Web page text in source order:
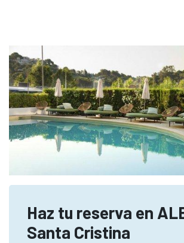
Haz tu reserva en
Santa Cristina